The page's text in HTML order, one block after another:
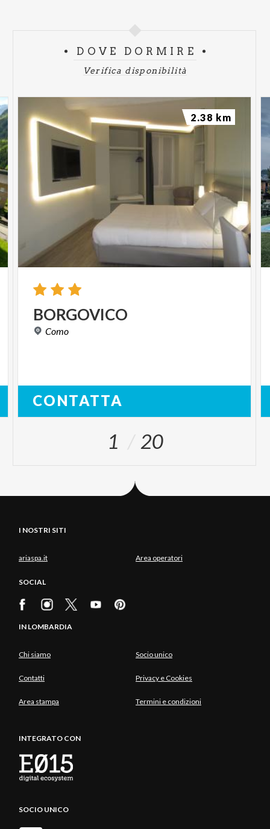
DOVE DORMIRE
Verifica disponibilità
BORGOVICO
Como
CONTATTA
2.38 km
1 20
I NOSTRI SITI
ariaspa.it Area operatori
SOCIAL
IN LOMBARDIA
Chi siamo Socio unico
Contatti Privacy e Cookies
Area stampa Termini e condizioni
INTEGRATO CON
SOCIO UNICO